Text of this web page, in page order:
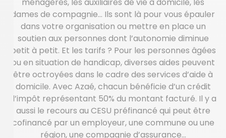
dames de compagnie… Ils sont là pour vous épauler
dans votre organisation ou mettre en place un
soutien aux personnes dont l’autonomie diminue
petit à petit. Et les tarifs ? Pour les personnes âgées
ou en situation de handicap, diverses aides peuvent
être octroyées dans le cadre des services d’aide à
domicile. Avec Azaé, chacun bénéficie d’un crédit
d’impôt représentant 50% du montant facturé. Il y a
aussi le recours au CESU préfinancé qui peut être
cofinancé par un employeur, une commune ou une
région, une compagnie d’assurance…